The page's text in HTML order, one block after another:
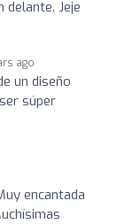
delante. Jeje
ago
un diseño
súper
encantada